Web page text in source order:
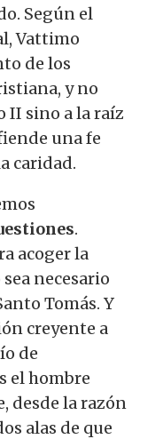
Según el
Vattimo
de los
y no
II sino a la raíz
una fe
caridad.
.
acoger la
necesario
Tomás. Y
creyente a
de
el hombre
desde la razón
alas de que